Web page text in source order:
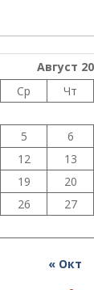
Август
Ср Чт
5 6
12 13
19 20
26 27
« Окт